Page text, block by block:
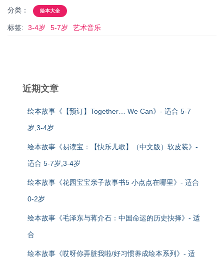
分类： 绘本大全
标签: 3-4岁 5-7岁 艺术音乐
近期文章
绘本故事《【预订】Together… We Can》- 适合 5-7
岁,3-4岁
绘本故事《易读宝：【快乐儿歌】（中文版）软皮装》-
适合 5-7岁,3-4岁
绘本故事《花园宝宝亲子故事书5 小点点在哪里》- 适合
0-2岁
绘本故事《毛泽东与蒋介石：中国命运的历史抉择》- 适
合
绘本故事《哎呀你弄脏我啦/好习惯养成绘本系列》- 适